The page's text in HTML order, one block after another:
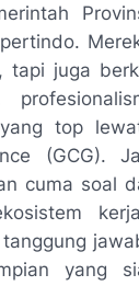
tapi juga
top
(GCG).
cuma soal
yang